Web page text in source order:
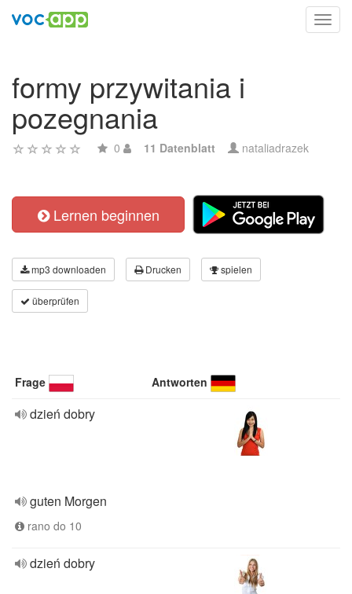
formy przywitania i
pozegnania
0 11 Datenblatt nataliadrazek
Lernen beginnen
mp3 downloaden Drucken spielen
überprüfen
Frage Antworten
dzień dobry
guten Morgen
rano do 10
dzień dobry